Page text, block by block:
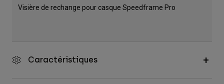
Visière de rechange pour casque Speedframe Pro
Caractéristiques